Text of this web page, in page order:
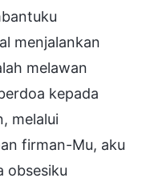
menjalankan
melawan
kepada
melalui
firman-Mu, aku
obsesiku